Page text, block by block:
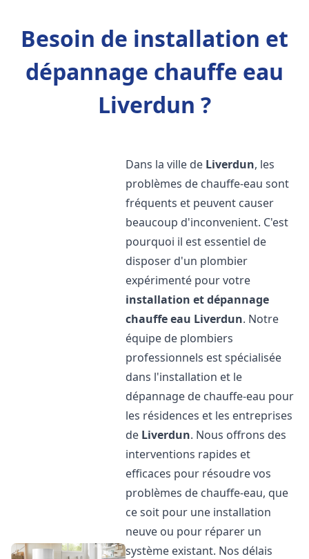
Besoin de installation et
dépannage chauffe eau
Liverdun ?
Dans la ville de Liverdun, les
problèmes de chauffe-eau sont
fréquents et peuvent causer
beaucoup d'inconvenient. C'est
pourquoi il est essentiel de
disposer d'un plombier
expérimenté pour votre
installation et dépannage
chauffe eau Liverdun. Notre
équipe de plombiers
professionnels est spécialisée
dans l'installation et le
dépannage de chauffe-eau pour
les résidences et les entreprises
de Liverdun. Nous offrons des
interventions rapides et
efficaces pour résoudre vos
problèmes de chauffe-eau, que
ce soit pour une installation
neuve ou pour réparer un
système existant. Nos délais